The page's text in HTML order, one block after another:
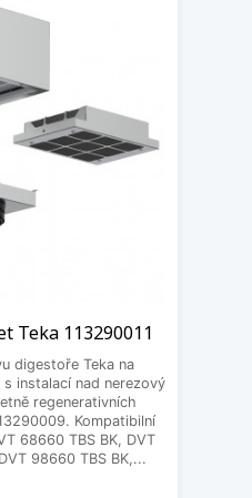
Teka 113290011
digestoře Teka na
instalací nad nerezový
regenerativních
Kompatibilní
68660 TBS BK, DVT
98660 TBS BK,...